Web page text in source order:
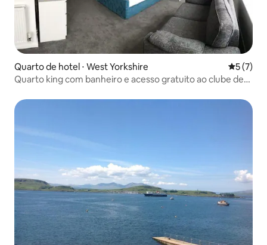
Quarto de hotel ⋅ West Yorkshire 5 de
5 (7)
Quarto king com banheiro e acesso gratuito ao clube de